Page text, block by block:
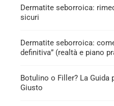
Dermatite seborroica:
sicuri
Dermatite seborroica:
definitiva” (realtà e piano
Botulino o Filler? La Guida
Giusto